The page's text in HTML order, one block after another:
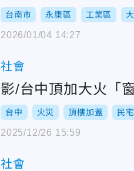
台南市 永康區 工業區
2026/01/04 14:27
社會
影/台中頂加大火「
台中 火災 頂樓加蓋 民宅
2025/12/26 15:59
社會